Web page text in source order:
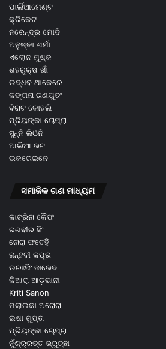
ପାର୍ଲିଆମେଣ୍ଟ
କ୍ରିକେଟ
ନରେନ୍ଦ୍ର ମୋଦି
ଅନୁଷ୍କା ଶର୍ମା
ଏଲୋନ ମୁଷ୍କ
ଶହରୁକ୍ଷ ଖାଁ
ଉଦ୍ଧବ ଥାକେରେ
କଙ୍ଗନା ରଣୟୁତଂ
ବିରାଟ କୋହଲି
ପ୍ରିୟଙ୍କା ଚୋପ୍ରା
ସୁନ୍ନି ଲିଓନି
ଆଲିଆ ଭଟ
ଉକରେଇନେ
ସମାଜିକ ଗଣ ମାଧ୍ୟମ
କାଟ୍ରିନା କୈଫ
ରଣବୀର ସିଂ
ନୋରା ଫତେହି
ଜନ୍ହବୀ କପୂର
ଉରଃଫି ଜାଭେଦ
କିଆରା ଆଡ଼ଭାନୀ
Kriti Sanon
ମଲାଇକା ଅରୋରା
ଇଷା ଗୁପ୍ତା
ପ୍ରିୟଙ୍କା ଚୋପ୍ରା
ନୁଁଶ୍ର୍ରତ୍ତ ଭ୍ରୁଚ୍ଛା